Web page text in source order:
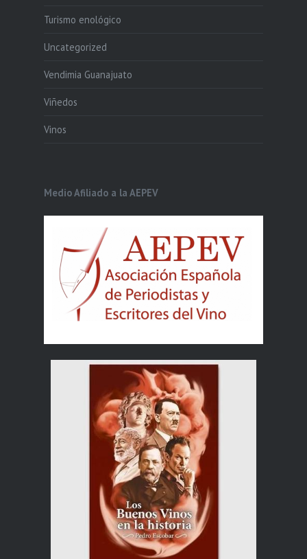
Turismo enológico
Uncategorized
Vendimia Guanajuato
Viñedos
Vinos
Medio Afiliado a la AEPEV